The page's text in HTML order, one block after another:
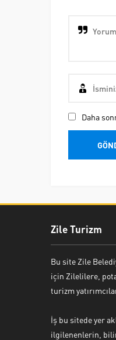
Daha
Zile Turizm
Bu site Zile
için Zilelilere,
turizm
İş bu sitede yer
ilgilenenlerin,